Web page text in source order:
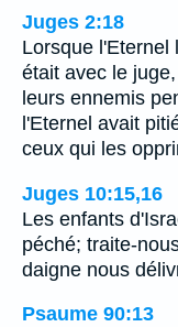
Juges 2:18
Lorsque l'Eternel
était avec le
leurs ennemis
l'Eternel avait
ceux qui les
Juges 10:15,16
Les enfants
péché; traite-
daigne nous
Psaume 90:13